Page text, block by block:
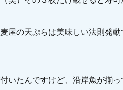
屋の天ぷらは美味しい法則発
いたんですけど、沿岸魚が揃っ